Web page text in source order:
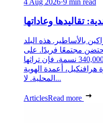
4 Aug 2026·9 min read
تقاليدها وعاداتها
بالأساطير. هذه البلد
مجتمعًا فريدًا. على
الرغم من عدد سكانها الذي يبلغ حوالي 340,000 نسمة، فإن تراثها
أعمدة الهوية
المحلية. لا...
ArticlesRead more